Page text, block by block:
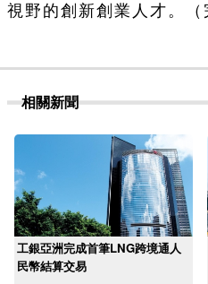
視野的創新創業人才。（
相關新聞
工銀亞洲完成首筆LNG跨境通人
民幣結算交易